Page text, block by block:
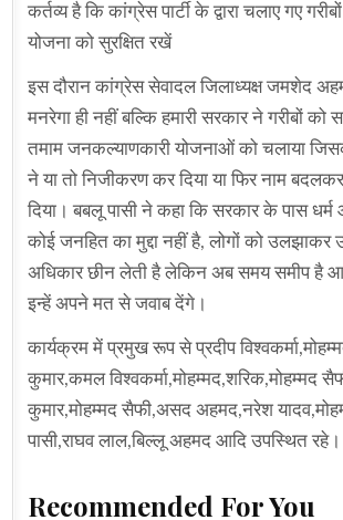
कर्तव्य है कि कांग्रेस पार्टी के द्वारा चलाए गए
योजना को सुरक्षित रखें
इस दौरान कांग्रेस सेवादल जिलाध्यक्ष जमशेद
मनरेगा ही नहीं बल्कि हमारी सरकार ने गरीबों
तमाम जनकल्याणकारी योजनाओं को चलाया
ने या तो निजीकरण कर दिया या फिर नाम
दिया। बबलू पासी ने कहा कि सरकार के पास
कोई जनहित का मुद्दा नहीं है, लोगों को
अधिकार छीन लेती है लेकिन अब समय समीप है
इन्हें अपने मत से जवाब देंगे।
कार्यक्रम में प्रमुख रूप से प्रदीप
कुमार,कमल विश्वकर्मा,मोहम्मद,शरिक,मोहम्मद
कुमार,मोहम्मद सैफी,असद अहमद,नरेश
पासी,राघव लाल,बिल्लू अहमद आदि उपस्थित रहे।
Recommended For You